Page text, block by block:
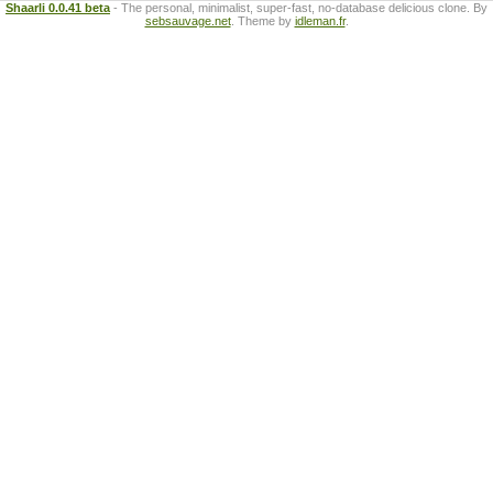
Shaarli 0.0.41 beta - The personal, minimalist, super-fast, no-database delicious clone. By
sebsauvage.net. Theme by idleman.fr.